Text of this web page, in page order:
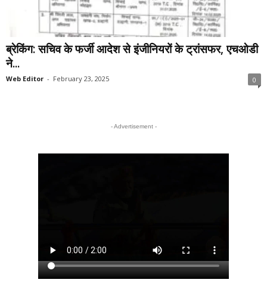
ब्रेकिंग: सचिव के फर्जी आदेश से इंजीनियरों के ट्रांसफर, एचओडी
ने...
Web Editor - February 23, 2025 0
- Advertisement -